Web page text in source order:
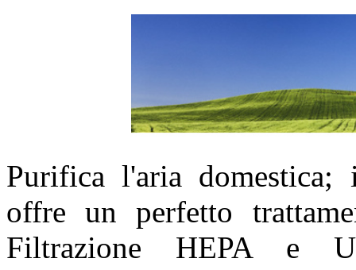
Purifica l'aria domestica;
offre un perfetto
Filtrazione HEPA e